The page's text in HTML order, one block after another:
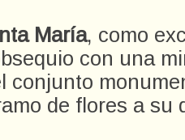
María, como
con una
conjunto
de flores a su